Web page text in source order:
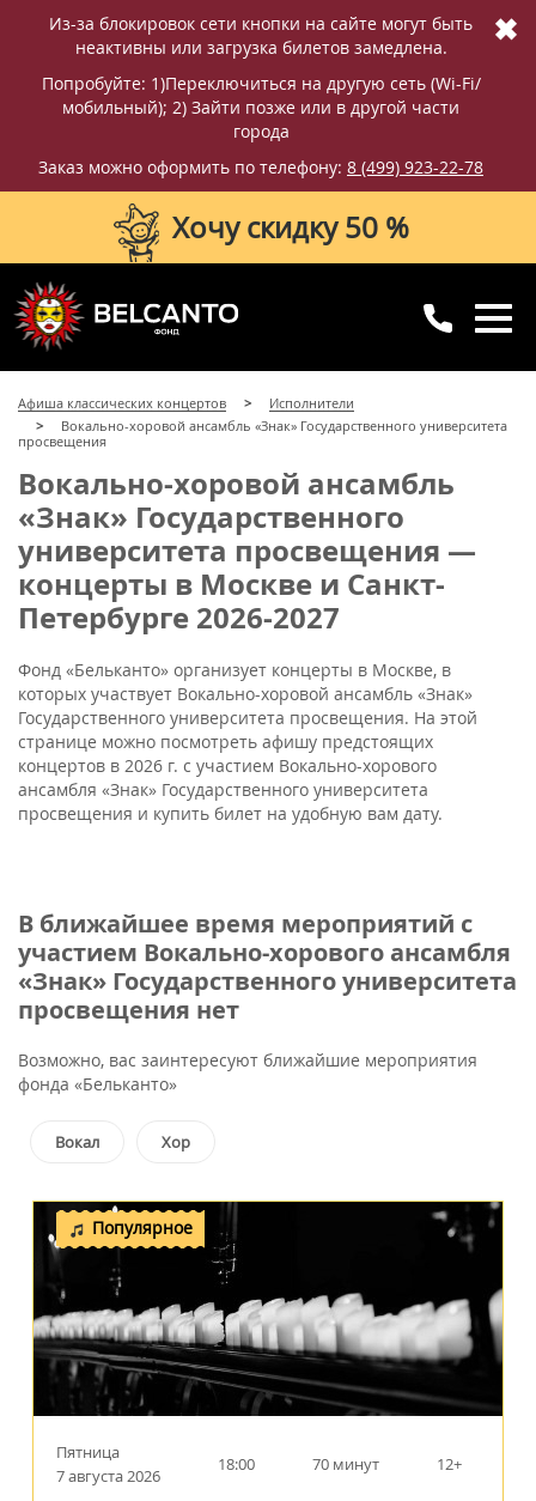
Из-за блокировок сети кнопки на сайте могут быть
неактивны или загрузка билетов замедлена.
Попробуйте: 1)Переключиться на другую сеть (Wi-Fi/
мобильный); 2) Зайти позже или в другой части
города
Заказ можно оформить по телефону: 8 (499) 923-22-78
✖
Хочу скидку 50 %
8 (499) 923-22-78
с 10:00 до 20:00
для регионов
Афиша классических концертов
Исполнители
Вокально-хоровой ансамбль «Знак» Государственного университета
просвещения
Вокально-хоровой ансамбль
«Знак» Государственного
университета просвещения —
концерты в Москве и Санкт-
Петербурге 2026-2027
Фонд «Бельканто» организует концерты в Москве, в
которых участвует Вокально-хоровой ансамбль «Знак»
Государственного университета просвещения. На этой
странице можно посмотреть афишу предстоящих
концертов в 2026 г. с участием Вокально-хорового
ансамбля «Знак» Государственного университета
просвещения и купить билет на удобную вам дату.
В ближайшее время мероприятий с
участием Вокально-хорового ансамбля
«Знак» Государственного университета
просвещения нет
Возможно, вас заинтересуют ближайшие мероприятия
фонда «Бельканто»
Вокал Хор
Популярное
Пятница
7 августа 2026
18:00 70 минут 12+